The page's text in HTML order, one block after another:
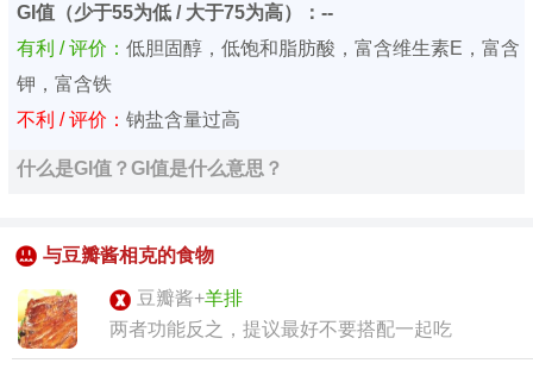
GI值（少于55为低 / 大于75为高）：--
有利 / 评价： 低胆固醇，低饱和脂肪酸，富含维生素E，富含
钾，富含铁
不利 / 评价： 钠盐含量过高
什么是GI值？GI值是什么意思？
与豆瓣酱相克的食物
豆瓣酱+羊排
两者功能反之，提议最好不要搭配一起吃